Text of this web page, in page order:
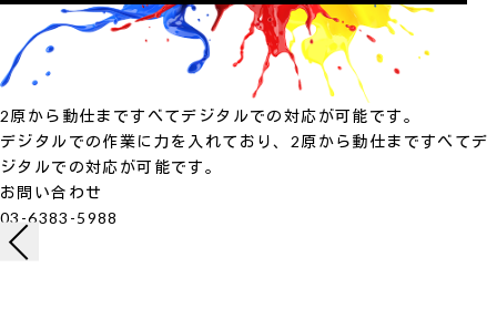
2原から動仕まですべてデジタルでの対応が可能です。
デジタルでの作業に力を入れており、2原から動仕まですべてデ
ジタルでの対応が可能です。
お問い合わせ
03-6383-5988